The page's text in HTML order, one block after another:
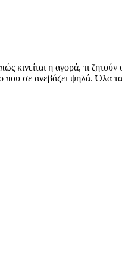
η αγορά, τι
που σε ανεβάζει ψηλά. Όλα